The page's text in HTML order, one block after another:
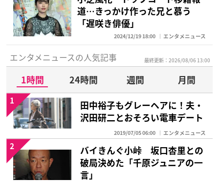
道…きっかけ作った兄と慕う
「遅咲き俳優」
2024/12/19 18:00 エンタメニュース
エンタメニュースの人気記事 最終更新：2026/08/06 13:00
1時間 24時間 週間
月間
田中裕子もグレーヘアに！夫・
沢田研二とおそろい電車デート
2019/07/05 06:00 エンタメニュース
1
バイきんぐ小峠 坂口杏里との
破局決めた「千原ジュニアの一
言」
2